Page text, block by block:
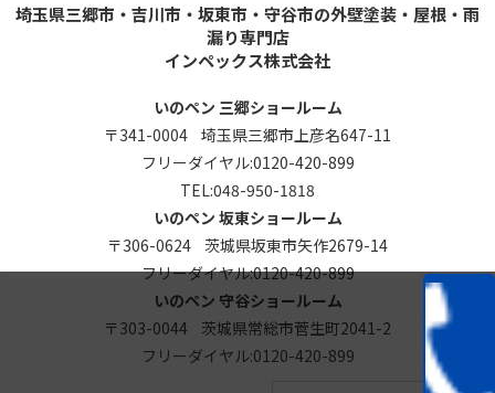
埼玉県三郷市・吉川市・坂東市・守谷市の外壁塗装・屋根・雨
漏り専門店
インペックス株式会社
いのペン 三郷ショールーム
〒341-0004 埼玉県三郷市上彦名647-11
フリーダイヤル:0120-420-899
TEL:048-950-1818
いのペン 坂東ショールーム
〒306-0624 茨城県坂東市矢作2679-14
フリーダイヤル:0120-420-899
いのペン 守谷ショールーム
〒303-0044 茨城県常総市菅生町2041-2
フリーダイヤル:0120-420-899